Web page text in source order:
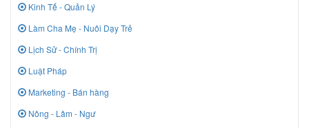
Kinh Tế - Quản Lý
Làm Cha Mẹ - Nuôi Dạy Trẻ
Lịch Sử - Chính Trị
Luật Pháp
Marketing - Bán hàng
Nông - Lâm - Ngư